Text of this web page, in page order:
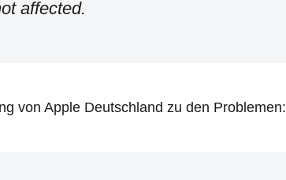
affected.
von Apple Deutschland zu den Problemen: